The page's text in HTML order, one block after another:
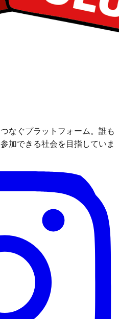
なぐプラットフォーム。誰も
加できる社会を目指していま